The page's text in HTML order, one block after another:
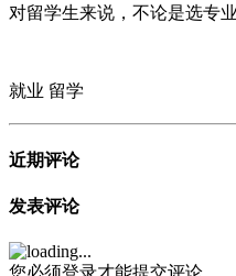
对留学生来说，不论是选专
就业 留学
近期评论
发表评论
您必须登录才能提交评论。